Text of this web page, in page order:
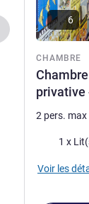
Précédent -
CHAMBRE
privative
6
2 pers. max
Literie1 x
Voir les